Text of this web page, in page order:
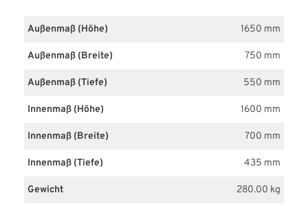
Außenmaß (Höhe) 1650 mm
Außenmaß (Breite) 750 mm
Außenmaß (Tiefe) 550 mm
Innenmaß (Höhe) 1600 mm
Innenmaß (Breite) 700 mm
Innenmaß (Tiefe) 435 mm
Gewicht 280.00 kg